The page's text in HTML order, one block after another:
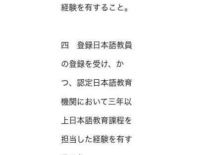
経験を有すること。
四 登録日本語教員
の登録を受け、か
つ、認定日本語教育
機関において三年以
上日本語教育課程を
担当した経験を有す